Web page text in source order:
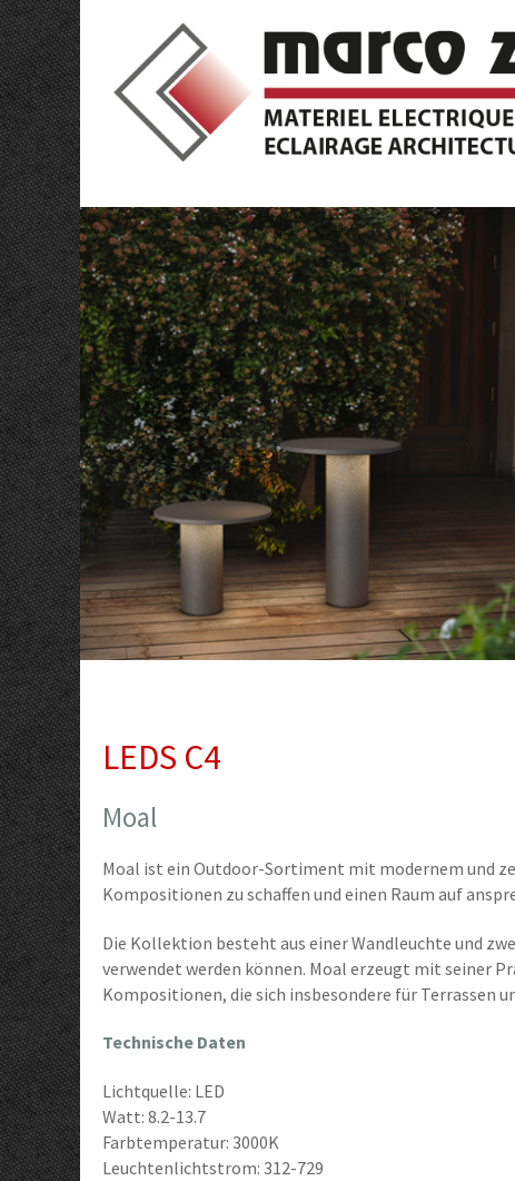
LEDS C4
Moal
Moal ist ein Outdoor-Sortiment mit modernem und
Kompositionen zu schaffen und einen Raum auf
Die Kollektion besteht aus einer Wandleuchte und
verwendet werden können. Moal erzeugt mit seiner
Kompositionen, die sich insbesondere für Terrassen
Technische Daten
Lichtquelle: LED
Watt: 8.2-13.7
Farbtemperatur: 3000K
Leuchtenlichtstrom: 312-729